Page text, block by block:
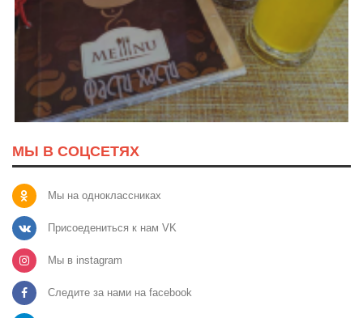
МЫ В СОЦСЕТЯХ
Мы на одноклассниках
Присоедениться к нам VK
Мы в instagram
Следите за нами на facebook